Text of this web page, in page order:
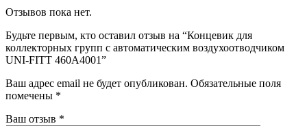
Отзывов пока нет.
Будьте первым, кто оставил отзыв на “Концевик для
коллекторных групп с автоматическим воздухоотводчиком
UNI-FITT 460A4001”
Ваш адрес email не будет опубликован. Обязательные поля
помечены *
Ваш отзыв *